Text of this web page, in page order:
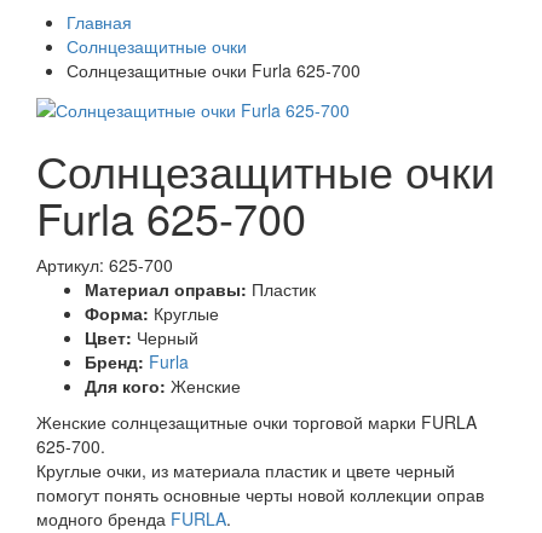
Главная
Солнцезащитные очки
Солнцезащитные очки Furla 625-700
Солнцезащитные очки
Furla 625-700
Артикул: 625-700
Материал оправы: Пластик
Форма: Круглые
Цвет: Черный
Бренд: Furla
Для кого: Женские
Женские солнцезащитные очки торговой марки FURLA
625-700.
Круглые очки, из материала пластик и цвете черный
помогут понять основные черты новой коллекции оправ
модного бренда FURLA.